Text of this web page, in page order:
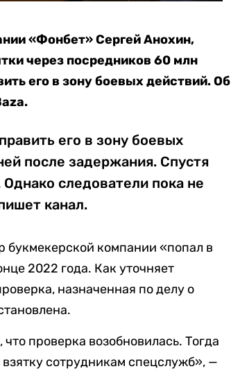
«Фонбет» Сергей Анохин,
через посредников 60 млн
его в зону боевых действий. Об
его в зону боевых
после задержания. Спустя
следователи пока не
канал.
букмекерской компании «попал в
2022 года. Как уточняет
назначенная по делу о
проверка возобновилась. Тогда
сотрудникам спецслужб», —